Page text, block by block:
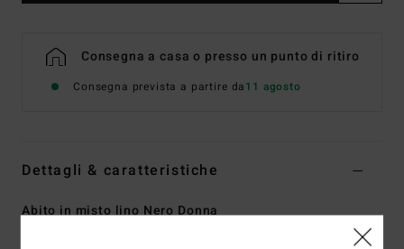
Consegna a casa o presso un punto di ritiro
Consegna prevista a partire da11 agosto
Dettagli & caratteristiche
Abito in misto lino Nero Donna